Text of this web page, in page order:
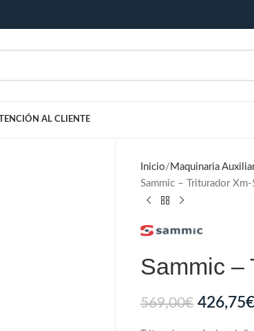
AL CLIENTE
Inicio Maquinaria
Sammic – Triturador
Sammic –
569,00€ 426,75€